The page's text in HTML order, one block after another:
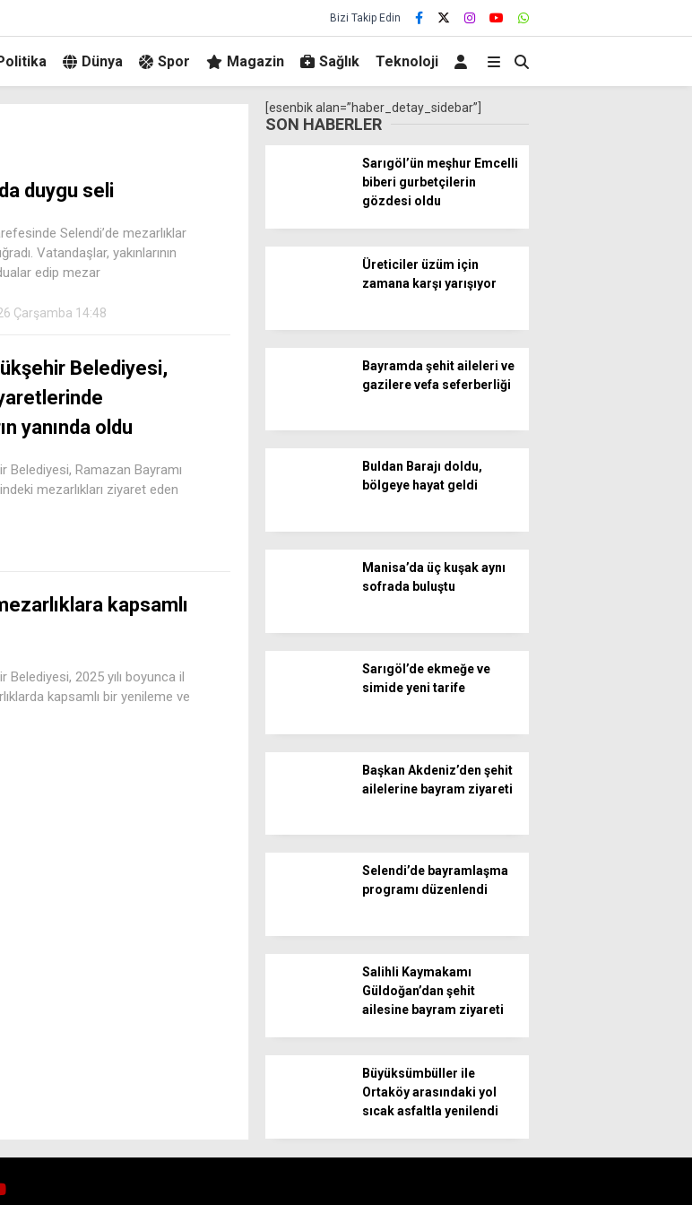
Bizi Takip Edin
Dünya Spor Magazin Sağlık Teknoloji
duygu seli
Selendi’de mezarlıklar
Vatandaşlar, yakınlarının
edip mezar
Çarşamba 14:48
Belediyesi,
yanında oldu
Belediyesi, Ramazan Bayramı
mezarlıkları ziyaret eden
kapsamlı
Belediyesi, 2025 yılı boyunca il
kapsamlı bir yenileme ve
[esenbik alan=”haber_detay_sidebar”]
SON HABERLER
Sarıgöl’ün meşhur Emcelli
biberi gurbetçilerin
gözdesi oldu
Üreticiler üzüm için
zamana karşı yarışıyor
Bayramda şehit aileleri ve
gazilere vefa seferberliği
Buldan Barajı doldu,
bölgeye hayat geldi
Manisa’da üç kuşak aynı
sofrada buluştu
Sarıgöl’de ekmeğe ve
simide yeni tarife
Başkan Akdeniz’den şehit
ailelerine bayram ziyareti
Selendi’de bayramlaşma
programı düzenlendi
Salihli Kaymakamı
Güldoğan’dan şehit
ailesine bayram ziyareti
Büyüksümbüller ile
Ortaköy arasındaki yol
sıcak asfaltla yenilendi